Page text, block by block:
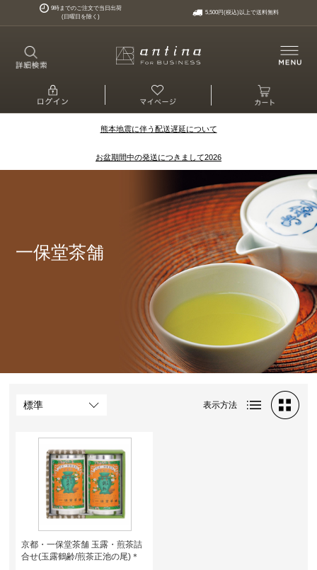
9時までのご注文で当日出荷
(日曜日を除く)
5,500円(税込)以上で送料無料
熊本地震に伴う配送遅延について
お盆期間中の発送につきまして2026
一保堂茶舗
表示方法
京都・一保堂茶舗 玉露・煎茶詰
合せ(玉露鶴齢/煎茶正池の尾)＊